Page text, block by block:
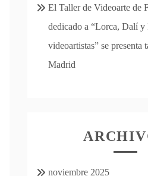
El Taller de Videoarte de
dedicado a “Lorca, Dalí y
videoartistas” se presenta
Madrid
noviembre 2025